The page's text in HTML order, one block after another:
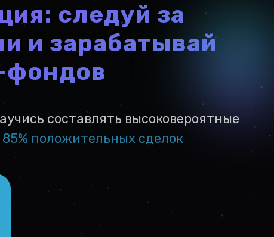
составлять высоковероятные
85% положительных сделок
следуй за
и зарабатывай